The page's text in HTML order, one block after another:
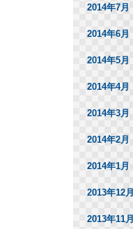
2014年7月
2014年6月
2014年5月
2014年4月
2014年3月
2014年2月
2014年1月
2013年12月
2013年11月